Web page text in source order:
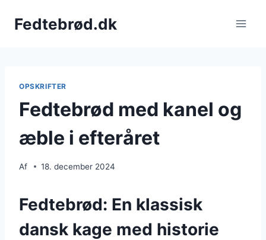
Fedtebrød.dk
OPSKRIFTER
Fedtebrød med kanel og
æble i efteråret
Af 18. december 2024
Fedtebrød: En klassisk
dansk kage med historie